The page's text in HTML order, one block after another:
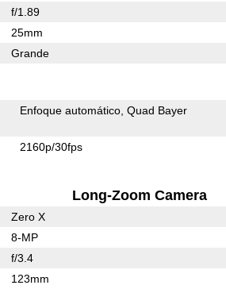
f/1.89
25mm
Grande
Enfoque automático Quad Bayer
2160p/30fps
Long-Zoom Camera
Zero X
8-MP
f/3.4
123mm